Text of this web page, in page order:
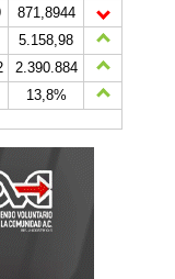
871,8944
5.158,98
2.390.884
13,8%